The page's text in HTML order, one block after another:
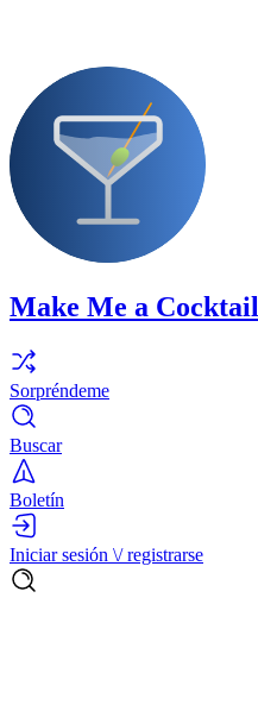
Make Me a Cocktail
Sorpréndeme
Buscar
Boletín
Iniciar sesión \/ registrarse